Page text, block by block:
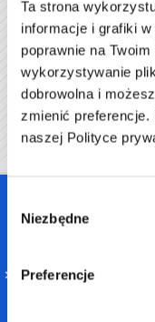
Ta strona
informacje i grafiki
poprawnie na
wykorzystywanie
dobrowolna i
zmienić
naszej Polityce
Selection
Niezbędne
Preferencje
Wdrożenie CRM
bazą klientów i
biznesowych.
Powiązane